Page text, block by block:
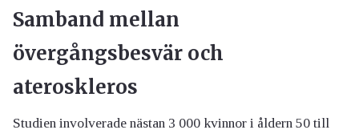
Samband mellan
övergångsbesvär och
ateroskleros
Studien involverade nästan 3 000 kvinnor i åldern 50 till